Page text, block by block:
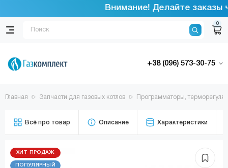
Внимание! Делайте заказы
0
+38 (096) 573-30-75
Главная Запчасти для газовых котлов Программаторы,
Всё про товар Описание Характеристики
ХИТ ПРОДАЖ
ПОПУЛЯРНЫЙ